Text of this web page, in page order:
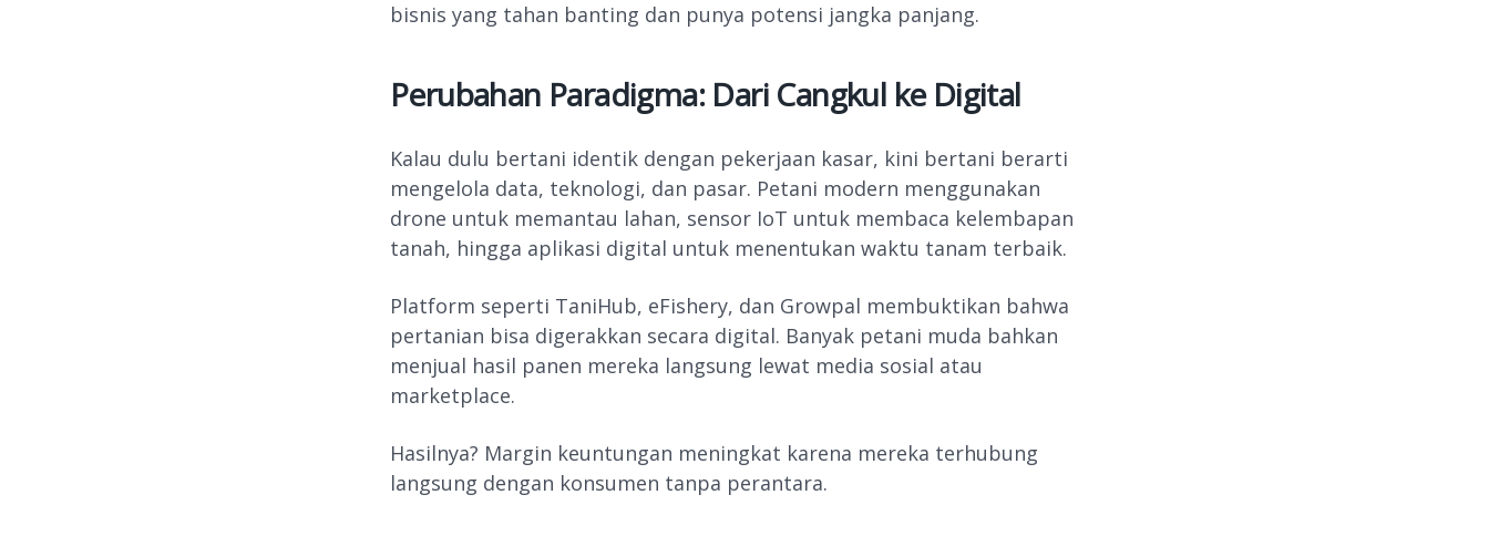
bisnis yang tahan banting dan punya potensi jangka panjang.
Perubahan Paradigma: Dari Cangkul ke Digital
Kalau dulu bertani identik dengan pekerjaan kasar, kini bertani berarti
mengelola data, teknologi, dan pasar. Petani modern menggunakan
drone untuk memantau lahan, sensor IoT untuk membaca kelembapan
tanah, hingga aplikasi digital untuk menentukan waktu tanam terbaik.
Platform seperti TaniHub, eFishery, dan Growpal membuktikan bahwa
pertanian bisa digerakkan secara digital. Banyak petani muda bahkan
menjual hasil panen mereka langsung lewat media sosial atau
marketplace.
Hasilnya? Margin keuntungan meningkat karena mereka terhubung
langsung dengan konsumen tanpa perantara.